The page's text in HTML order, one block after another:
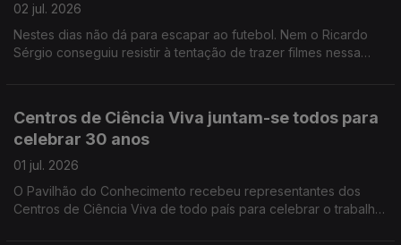
02 jul. 2026
Nestes dias não dá para escapar ao futebol. Nem o Ricardo
Sérgio conseguiu resistir à tentação de trazer filmes nessa
Centros de Ciência Viva juntam-se todos para
celebrar 30 anos
01 jul. 2026
O Pavilhão do Conhecimento recebeu representantes dos
Centros de Ciência Viva de todo país para celebrar o trabalho